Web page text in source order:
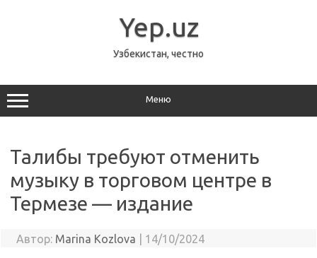
Yep.uz
Узбекистан, честно
Меню
Талибы требуют отменить
музыку в торговом центре в
Термезе — издание
Автор: Marina Kozlova 14/10/2024